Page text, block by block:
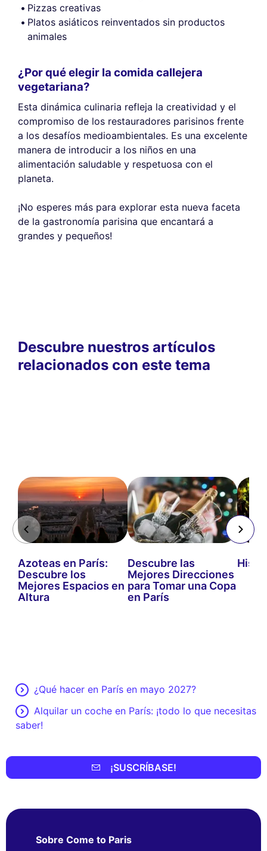
Pizzas creativas
Platos asiáticos reinventados sin productos
animales
¿Por qué elegir la comida callejera
vegetariana?
Esta dinámica culinaria refleja la creatividad y el
compromiso de los restauradores parisinos frente
a los desafíos medioambientales. Es una excelente
manera de introducir a los niños en una
alimentación saludable y respetuosa con el
planeta.
¡No esperes más para explorar esta nueva faceta
de la gastronomía parisina que encantará a
grandes y pequeños!
Descubre nuestros artículos
relacionados con este tema
Azoteas en París:
Descubre los
Mejores Espacios en
Altura
Descubre las
Mejores Direcciones
para Tomar una Copa
en París
¿Qué hacer en París en mayo 2027?
Alquilar un coche en París: ¡todo lo que necesitas
saber!
¡SUSCRÍBASE!
Sobre Come to Paris